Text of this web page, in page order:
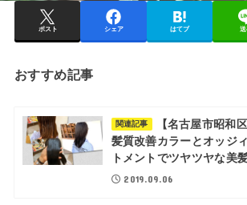
ポスト シェア はてブ 送
おすすめ記事
関連記事
【名古屋市昭和
髪質改善カラーとオッジ
トメントでツヤツヤな美
2019.09.06